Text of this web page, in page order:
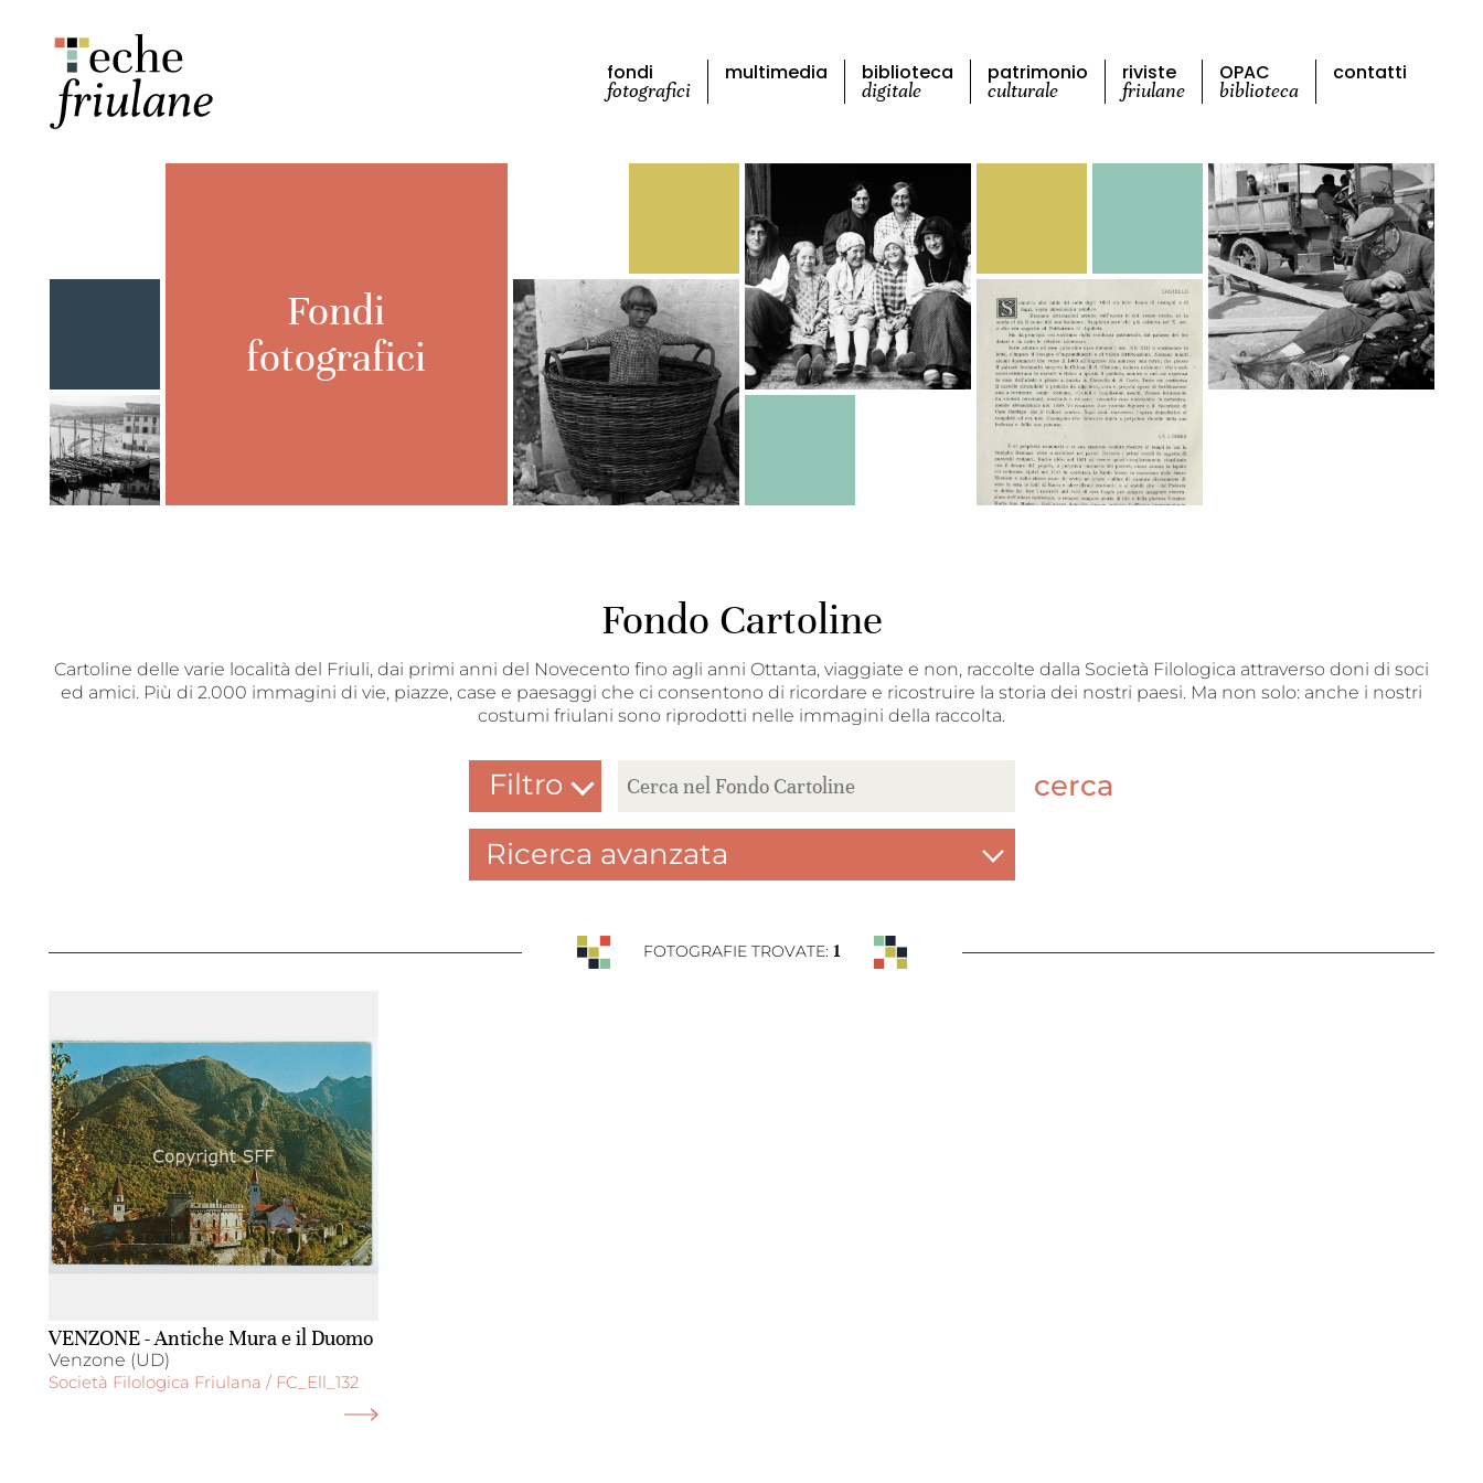
fondi
fotografici
multimedia biblioteca
digitale
patrimonio
culturale
riviste
friulane
OPAC
biblioteca
contatti
Fondi
fotografici
Fondo Cartoline
Cartoline delle varie località del Friuli, dai primi anni del Novecento fino agli anni Ottanta, viaggiate e non, raccolte dalla Società Filologica attraverso doni di soci
ed amici. Più di 2.000 immagini di vie, piazze, case e paesaggi che ci consentono di ricordare e ricostruire la storia dei nostri paesi. Ma non solo: anche i nostri
costumi friulani sono riprodotti nelle immagini della raccolta.
Filtro
cerca
Ricerca avanzata
FOTOGRAFIE TROVATE: 1
VENZONE - Antiche Mura e il Duomo
Venzone (UD)
Società Filologica Friulana / FC_Ell_132